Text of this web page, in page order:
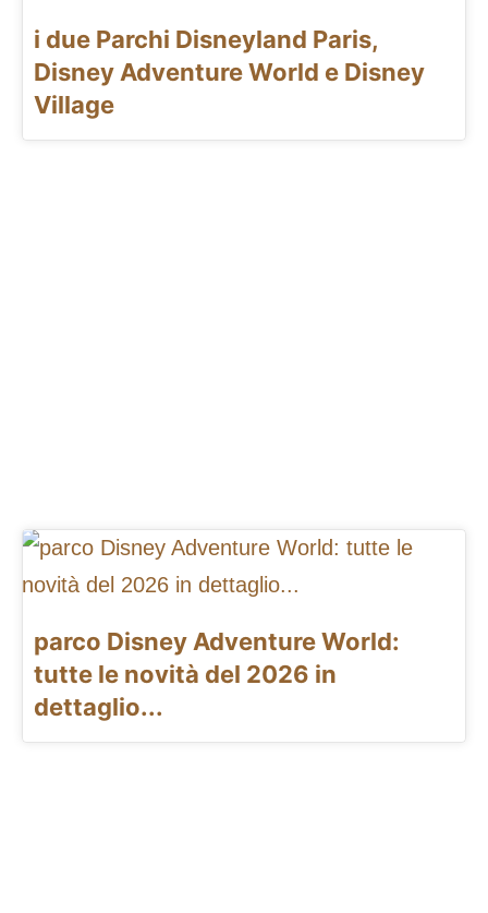
i due Parchi Disneyland Paris,
Disney Adventure World e Disney
Village
parco Disney Adventure World:
tutte le novità del 2026 in
dettaglio...